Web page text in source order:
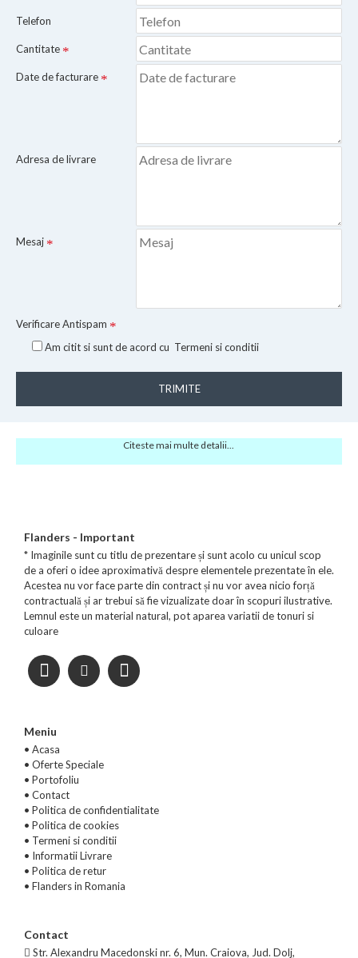
Telefon
Cantitate
Date de facturare
Adresa de livrare
Mesaj
Verificare Antispam
Am citit si sunt de acord cu Termeni si conditii
TRIMITE
Citeste mai multe detalii...
Flanders - Important
* Imaginile sunt cu titlu de prezentare și sunt acolo cu unicul scop
de a oferi o idee aproximativă despre elementele prezentate în ele.
Acestea nu vor face parte din contract și nu vor avea nicio forță
contractuală și ar trebui să fie vizualizate doar în scopuri ilustrative.
Lemnul este un material natural, pot aparea variatii de tonuri si
culoare
Meniu
• Acasa
• Oferte Speciale
• Portofoliu
• Contact
• Politica de confidentialitate
• Politica de cookies
• Termeni si conditii
• Informatii Livrare
• Politica de retur
• Flanders in Romania
Contact
Str. Alexandru Macedonski nr. 6, Mun. Craiova, Jud. Dolj,